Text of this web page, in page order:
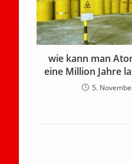
wie kann man
eine Million Jahre
5.